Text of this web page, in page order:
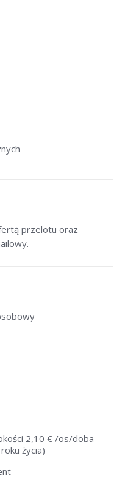
przelotu oraz
2,10 € /os/doba
życia)